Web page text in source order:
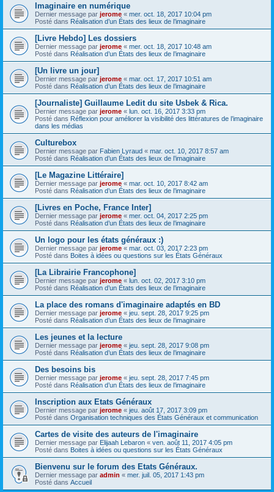
Imaginaire en numérique
Dernier message par jerome « mer. oct. 18, 2017 10:04 pm
Posté dans Réalisation d’un États des lieux de l’imaginaire
[Livre Hebdo] Les dossiers
Dernier message par jerome « mer. oct. 18, 2017 10:48 am
Posté dans Réalisation d’un États des lieux de l’imaginaire
[Un livre un jour]
Dernier message par jerome « mar. oct. 17, 2017 10:51 am
Posté dans Réalisation d’un États des lieux de l’imaginaire
[Journaliste] Guillaume Ledit du site Usbek & Rica.
Dernier message par jerome « lun. oct. 16, 2017 3:33 pm
Posté dans Réflexion pour améliorer la visibilité des littératures de l’imaginaire
dans les médias
Culturebox
Dernier message par Fabien Lyraud « mar. oct. 10, 2017 8:57 am
Posté dans Réalisation d’un États des lieux de l’imaginaire
[Le Magazine Littéraire]
Dernier message par jerome « mar. oct. 10, 2017 8:42 am
Posté dans Réalisation d’un États des lieux de l’imaginaire
[Livres en Poche, France Inter]
Dernier message par jerome « mer. oct. 04, 2017 2:25 pm
Posté dans Réalisation d’un États des lieux de l’imaginaire
Un logo pour les états généraux :)
Dernier message par jerome « mar. oct. 03, 2017 2:23 pm
Posté dans Boites à idées ou questions sur les États Généraux
[La Librairie Francophone]
Dernier message par jerome « lun. oct. 02, 2017 3:10 pm
Posté dans Réalisation d’un États des lieux de l’imaginaire
La place des romans d'imaginaire adaptés en BD
Dernier message par jerome « jeu. sept. 28, 2017 9:25 pm
Posté dans Réalisation d’un États des lieux de l’imaginaire
Les jeunes et la lecture
Dernier message par jerome « jeu. sept. 28, 2017 9:08 pm
Posté dans Réalisation d’un États des lieux de l’imaginaire
Des besoins bis
Dernier message par jerome « jeu. sept. 28, 2017 7:45 pm
Posté dans Réalisation d’un États des lieux de l’imaginaire
Inscription aux Etats Généraux
Dernier message par jerome « jeu. août 17, 2017 3:09 pm
Posté dans Organisation techniques des États Généraux et communication
Cartes de visite des auteurs de l'imaginaire
Dernier message par Elijaah Lebaron « ven. août 11, 2017 4:05 pm
Posté dans Boites à idées ou questions sur les États Généraux
Bienvenu sur le forum des Etats Généraux.
Dernier message par admin « mer. juil. 05, 2017 1:43 pm
Posté dans Accueil